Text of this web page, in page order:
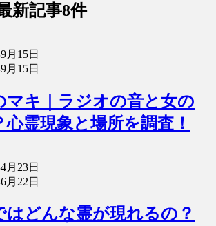
新記事8件
月15日
月15日
マキ｜ラジオの音と女の
心霊現象と場所を調査！
月23日
月22日
はどんな霊が現れるの？